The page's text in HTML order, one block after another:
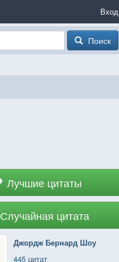
Вход
Поиск
Лучшие цитаты
Случайная цитата
Джордж Бернард Шоу
445 цитат